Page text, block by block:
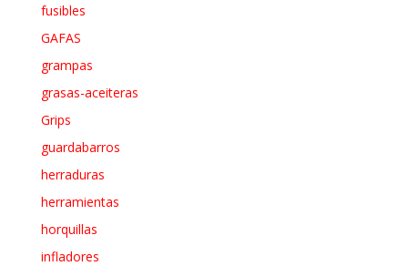
fusibles
GAFAS
grampas
grasas-aceiteras
Grips
guardabarros
herraduras
herramientas
horquillas
infladores